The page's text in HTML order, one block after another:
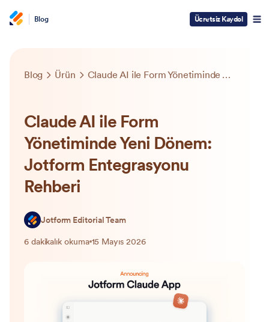
Blog Ücretsiz Kaydol
Blog Ürün Claude AI ile Form Yönetiminde Yeni Dönem: Jotform Entegrasyonu Rehberi
Claude AI ile Form
Yönetiminde Yeni Dönem:
Jotform Entegrasyonu
Rehberi
Jotform Editorial Team
6 dakikalık okuma 15 Mayıs 2026